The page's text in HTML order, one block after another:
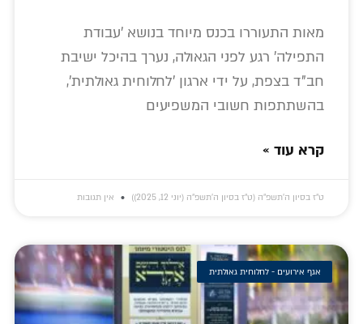
מאות התעוררו בכנס מיוחד בנושא 'עבודת
התפילה' רגע לפני הגאולה, נערך בהיכל ישיבת
חב"ד בצפת, על ידי ארגון 'לחלוחית גאולתית',
בהשתתפות חשובי המשפיעים
קרא עוד »
ט״ז בסיון ה׳תשפ״ה (ט״ז בסיון ה׳תשפ״ה (יוני 12, 2025)) אין תגובות
אגף אירועים - לחלוחית גאולתית